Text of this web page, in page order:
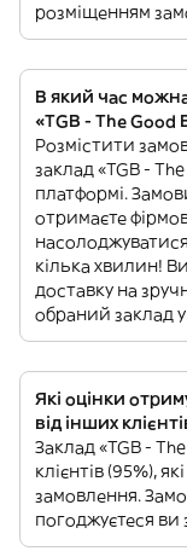
розміщенням
В який час
«TGB - The Good
Розмістити
заклад «TGB -
платформі.
отримаєте
кілька хвилин!
доставку на
обраний заклад
Які оцінки
від інших
Заклад «TGB -
клієнтів (95%),
замовлення.
погоджуєтеся ви